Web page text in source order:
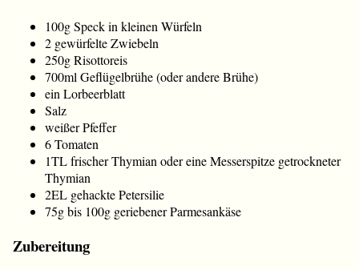
100g Speck in kleinen Würfeln
2 gewürfelte Zwiebeln
250g Risottoreis
700ml Geflügelbrühe (oder andere Brühe)
ein Lorbeerblatt
Salz
weißer Pfeffer
6 Tomaten
1TL frischer Thymian oder eine Messerspitze getrockneter
Thymian
2EL gehackte Petersilie
75g bis 100g geriebener Parmesankäse
Zubereitung